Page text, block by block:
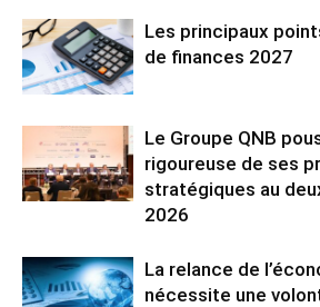
Les principaux
de finances 2027
Le Groupe QNB
rigoureuse de ses
stratégiques au
2026
La relance de
nécessite une